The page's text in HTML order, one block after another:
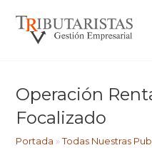
Operación
Focalizado
Portada »Todas Nuestras